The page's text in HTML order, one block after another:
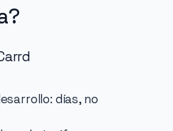
días, no